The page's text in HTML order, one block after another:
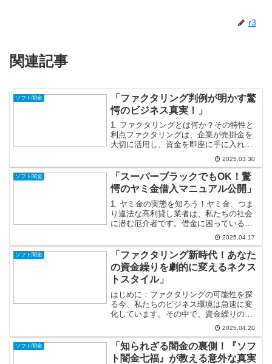
r3
関連記事
ソフト闇金
「ファクタリング判例が明かす驚
愕のビジネス真実！」
1. ファクタリングとは何か？その特性と
利点ファクタリングは、企業が売掛金を
大切に活用し、資金を即座に手に入れる
ことができる画期的な仕組みです。通
常、商品やサービスを提供した後、支払
いが入るまでの期間が発生しますが、フ
ァクタリングを通じて、...
2025.03.30
ソフト闇金
「スーパーブラックでもOK！驚
愕のヤミ金借入マニュアル公開」
1. ヤミ金の実態を知ろう！ヤミ金、つま
り違法な高利貸し業者は、私たちの社会
に潜む厄介者です。借金に困っている
人々が「すぐにお金が借りられる！」と
つい手を伸ばしてしまう存在ですが、そ
の実態は恐ろしいものです。法外な金利
と脅迫的な取り立てが待...
2025.04.17
ソフト闇金
「ファクタリング新時代！あなた
の資金繰りを劇的に変えるネクス
トスタイル」
はじめに：ファクタリングの可能性を探
る今、私たちのビジネス環境は急速に変
化しています。その中で、資金繰りの重
要性はますます増しており、特に中小企
業にとっては大きな課題となっていま
す。そんな中で注目を集めているのが
「ファクタリング」です。ファ...
2025.04.20
ソフト闇金
「知られざる闇金の裏側！『ソフ
ト闇金七福』が教える意外な真実